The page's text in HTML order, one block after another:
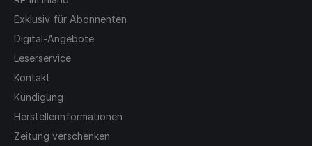
Exklusiv für Abonnenten
Digital-Angebote
Leserservice
Kontakt
Kündigung
Herstellerinformationen
Zeitung verschenken